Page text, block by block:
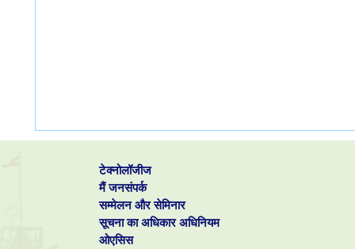
टेक्नोलॉजीज
मैं जनसंपर्क
सम्मेलन और सेमिनार
सूचना का अधिकार अधिनियम
ओएसिस